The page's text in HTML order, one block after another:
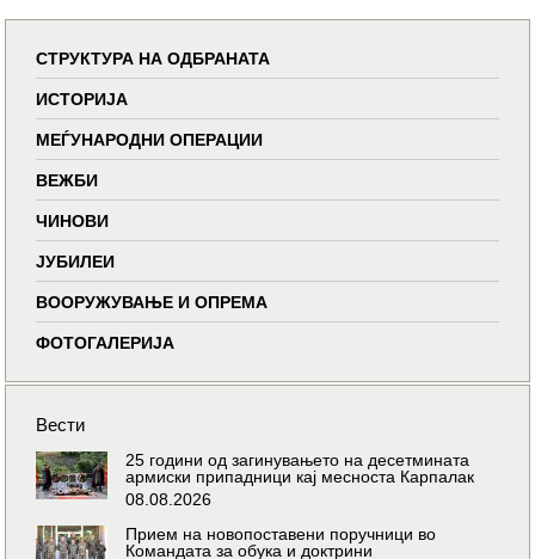
СТРУКТУРА НА ОДБРАНАТА
ИСТОРИЈА
МЕЃУНАРОДНИ ОПЕРАЦИИ
ВЕЖБИ
ЧИНОВИ
ЈУБИЛЕИ
ВООРУЖУВАЊЕ И ОПРЕМА
ФОТОГАЛЕРИЈА
Вести
25 години од загинувањето на десетмината
армиски припадници кај месноста Карпалак
08.08.2026
Прием на новопоставени поручници во
Командата за обука и доктрини